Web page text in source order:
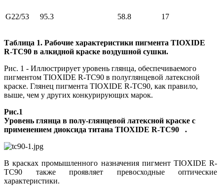
G22/53 95.3 58.8 17
Таблица 1. Рабочие характеристики пигмента TIOXIDE
R-TC90 в алкидной краске воздушной сушки.
Рис. 1 - Иллюстрирует уровень глянца, обеспечиваемого
пигментом TIOXIDE R-TC90 в полуглянцевой латексной
краске. Глянец пигмента TIOXIDE R-TC90, как правило,
выше, чем у других конкурирующих марок.
Рис.1
Уровень глянца в полу-глянцевой латексной краске с
применением диоксида титана TIOXIDE R-TC90 .
В красках промышленного назначения пигмент TIOXIDE R-
TC90 также проявляет превосходные оптические
характеристики.